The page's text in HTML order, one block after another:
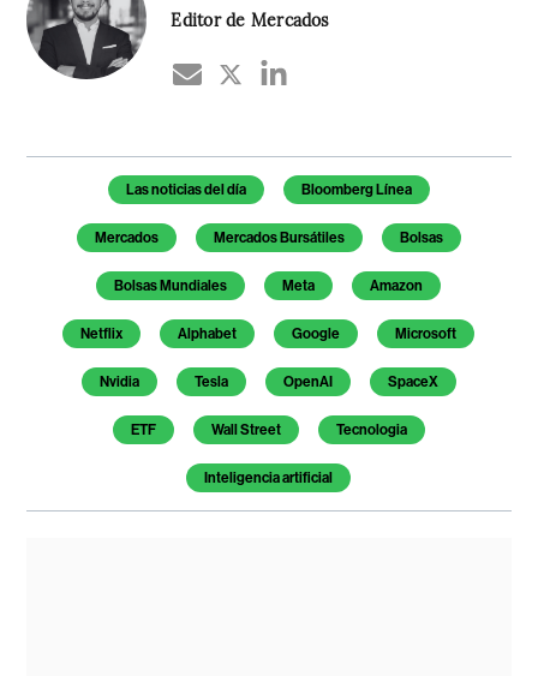
Editor de Mercados
Temas de este artículo
Las noticias del día Bloomberg Línea
Mercados Mercados Bursátiles Bolsas
Bolsas Mundiales Meta Amazon
Netflix Alphabet Google Microsoft
Nvidia Tesla OpenAI SpaceX
ETF Wall Street Tecnologia
Inteligencia artificial